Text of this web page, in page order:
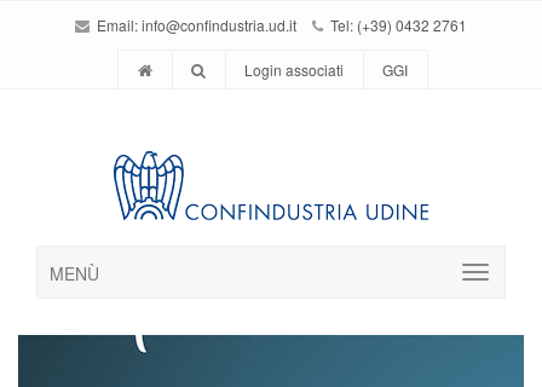
Email:info@confindustria.ud.it Tel: (+39) 0432 2761
Login associati GGI
MENÙ